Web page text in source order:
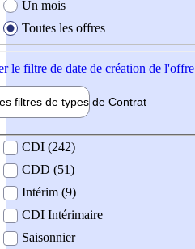
Un mois
Toutes les offres
le filtre de date de création de l'offre
filtres de types de Contrat
contrat
CDI (242)
CDD (51)
Intérim (9)
CDI Intérimaire
Saisonnier